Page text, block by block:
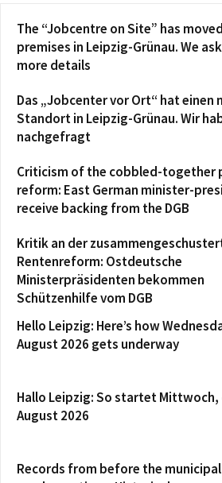
The “Jobcentre on Site” has
premises in Leipzig-Grünau. We
more details
Das „Jobcenter vor Ort“ hat einen
Standort in Leipzig-Grünau. Wir
nachgefragt
Criticism of the cobbled-together
reform: East German minister-
receive backing from the DGB
Kritik an der
Rentenreform: Ostdeutsche
Ministerpräsidenten bekommen
Schützenhilfe vom DGB
Hello Leipzig: Here’s how
August 2026 gets underway
Hallo Leipzig: So startet Mittwoch,
August 2026
Records from before the municipal